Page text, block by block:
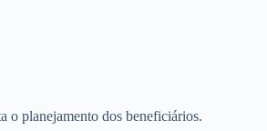
o planejamento dos beneficiários.